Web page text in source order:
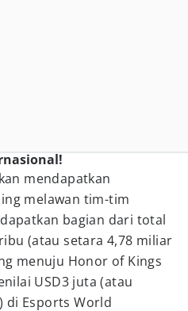
mendapatkan
melawan tim-tim
bagian dari total
(atau setara 4,78 miliar
menuju Honor of Kings
USD3 juta (atau
di Esports World